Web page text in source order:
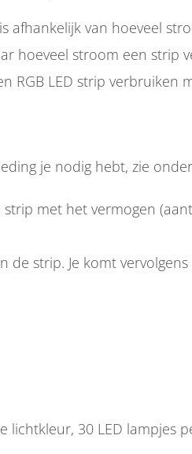
afhankelijk van hoeveel
hoeveel stroom een
RGB LED strip
je nodig hebt, zie
strip met het vermogen
de strip. Je komt
lichtkleur, 30 LED lampjes